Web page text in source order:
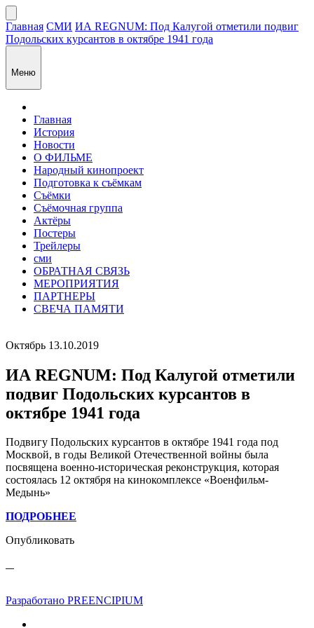
Главная СМИ ИА REGNUM: Под Калугой отметили подвиг
Подольских курсантов в октябре 1941 года
Меню
Главная
История
Новости
О ФИЛЬМЕ
Народный кинопроект
Подготовка к съёмкам
Съёмки
Съёмочная группа
Актёры
Постеры
Трейлеры
сми
ОБРАТНАЯ СВЯЗЬ
МЕРОПРИЯТИЯ
ПАРТНЕРЫ
СВЕЧА ПАМЯТИ
Октябрь 13.10.2019
ИА REGNUM: Под Калугой отметили
подвиг Подольских курсантов в
октябре 1941 года
Подвигу Подольских курсантов в октябре 1941 года под
Москвой, в годы Великой Отечественной войны была
посвящена военно-историческая реконструкция, которая
состоялась 12 октября на кинокомплексе «Военфильм-
Медынь»
ПОДРОБНЕЕ
Опубликовать
Разработано PREENCIPIUM